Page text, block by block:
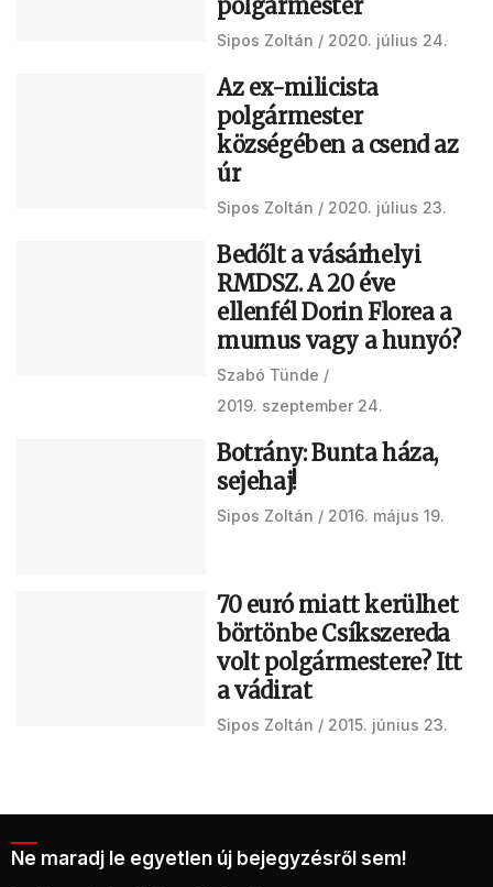
polgármester
Sipos Zoltán 2020. július 24.
Az ex-milicista
polgármester
községében a csend az
úr
Sipos Zoltán 2020. július 23.
Bedőlt a vásárhelyi
RMDSZ. A 20 éve
ellenfél Dorin Florea a
mumus vagy a hunyó?
Szabó Tünde
2019. szeptember 24.
Botrány: Bunta háza,
sejehaj!
Sipos Zoltán 2016. május 19.
70 euró miatt kerülhet
börtönbe Csíkszereda
volt polgármestere? Itt
a vádirat
Sipos Zoltán 2015. június 23.
Ne maradj le egyetlen új bejegyzésről sem!